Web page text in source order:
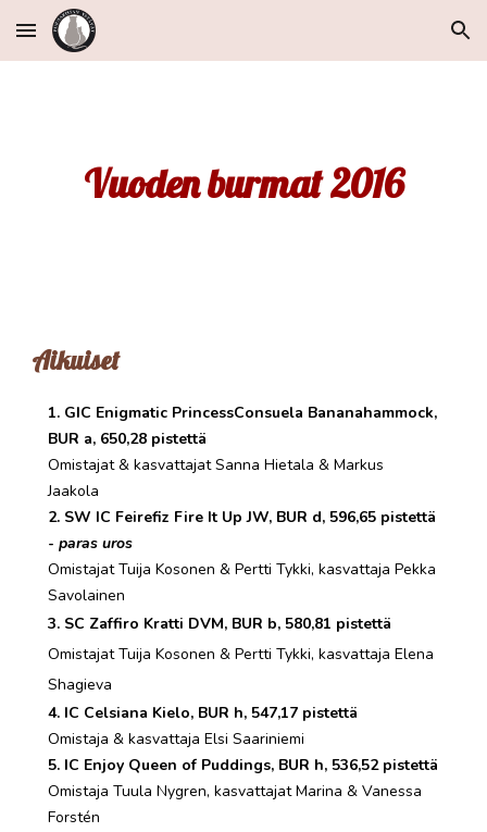
Skip to main content Skip to navigation
Vuoden burmat 2016
Aikuiset
1. GIC Enigmatic PrincessConsuela Bananahammock,
BUR a, 650,28 pistettä
Omistajat & kasvattajat Sanna Hietala & Markus
Jaakola
2. SW IC Feirefiz Fire It Up JW, BUR d, 596,65 pistettä
-paras uros
Omistajat Tuija Kosonen & Pertti Tykki, kasvattaja Pekka
Savolainen
3. SC Zaffiro Kratti DVM, BUR b, 580,81 pistettä
Omistajat Tuija Kosonen & Pertti Tykki, kasvattaja Elena
Shagieva
4. IC Celsiana Kielo, BUR h, 547,17 pistettä
Omistaja & kasvattaja Elsi Saariniemi
5. IC Enjoy Queen of Puddings, BUR h, 536,52 pistettä
Omistaja Tuula Nygren, kasvattajat Marina & Vanessa
Forstén